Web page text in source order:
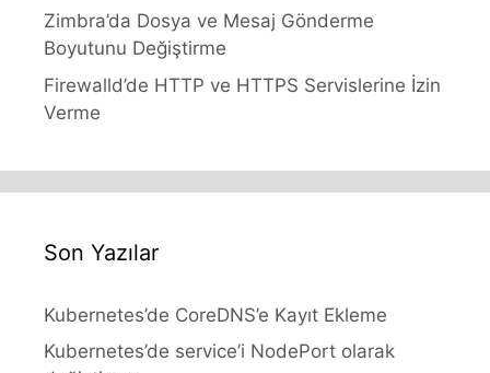
Zimbra’da Dosya ve Mesaj Gönderme
Boyutunu Değiştirme
Firewalld’de HTTP ve HTTPS Servislerine İzin
Verme
Son Yazılar
Kubernetes’de CoreDNS’e Kayıt Ekleme
Kubernetes’de service’i NodePort olarak